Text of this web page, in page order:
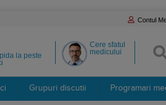
Contul
Cere sfatul
medicului
la peste
Grupuri discutii Programari